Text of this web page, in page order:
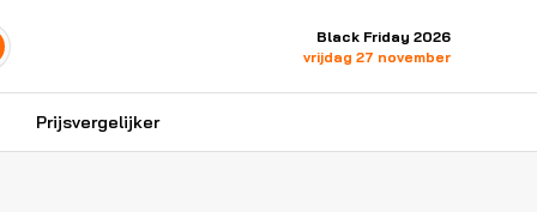
Black Friday 2026
vrijdag 27 november
Prijsvergelijker